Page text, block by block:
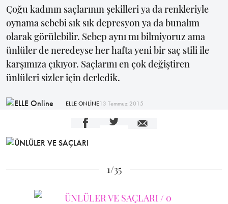
Çoğu kadının saçlarının şekilleri ya da renkleriyle
oynama sebebi sık sık depresyon ya da bunalım
olarak görülebilir. Sebep aynı mı bilmiyoruz ama
ünlüler de neredeyse her hafta yeni bir saç stili ile
karşımıza çıkıyor. Saçlarını en çok değiştiren
ünlüleri sizler için derledik.
ELLE ONLİNE13 Temmuz 2015
1/35